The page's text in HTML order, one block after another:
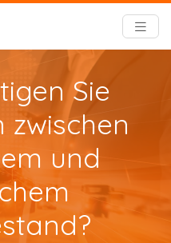
Sie
und